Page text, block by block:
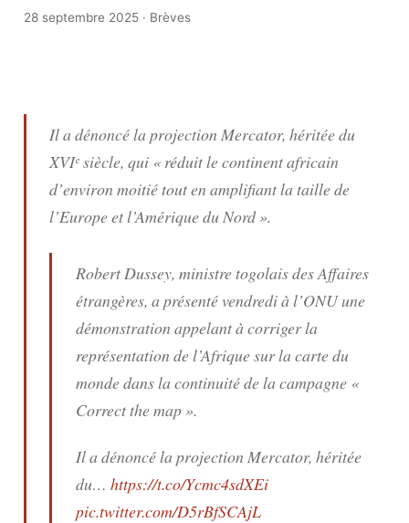
28 septembre 2025· Brèves
Il a dénoncé la projection Mercator, héritée du
XVIᵉ siècle, qui « réduit le continent africain
d’environ moitié tout en amplifiant la taille de
l’Europe et l’Amérique du Nord ».
Robert Dussey, ministre togolais des Affaires
étrangères, a présenté vendredi à l’ONU une
démonstration appelant à corriger la
représentation de l’Afrique sur la carte du
monde dans la continuité de la campagne «
Correct the map ».
Il a dénoncé la projection Mercator, héritée
du… https://t.co/Ycmc4sdXEi
pic.twitter.com/D5rBfSCAjL